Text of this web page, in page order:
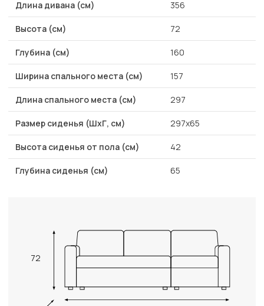
Длина дивана (см) 356
Высота (см) 72
Глубина (см) 160
Ширина спального места (см) 157
Длина спального места (см) 297
Размер сиденья (ШхГ, см) 297х65
Высота сиденья от пола (см) 42
Глубина сиденья (см) 65
72